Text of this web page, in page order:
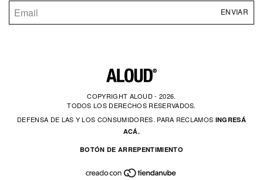
COPYRIGHT ALOUD - 2026.
TODOS LOS DERECHOS RESERVADOS.
DEFENSA DE LAS Y LOS CONSUMIDORES. PARA RECLAMOS INGRESÁ
ACÁ.
BOTÓN DE ARREPENTIMIENTO